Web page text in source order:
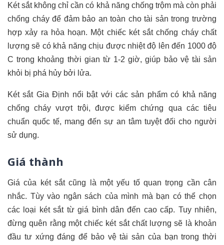
Két sắt không chỉ cần có khả năng chống trộm mà còn phải
chống cháy để đảm bảo an toàn cho tài sản trong trường
hợp xảy ra hỏa hoạn. Một chiếc két sắt chống cháy chất
lượng sẽ có khả năng chịu được nhiệt độ lên đến 1000 độ
C trong khoảng thời gian từ 1-2 giờ, giúp bảo vệ tài sản
khỏi bị phá hủy bởi lửa.
Két sắt Gia Định nổi bật với các sản phẩm có khả năng
chống cháy vượt trội, được kiểm chứng qua các tiêu
chuẩn quốc tế, mang đến sự an tâm tuyệt đối cho người
sử dụng.
Giá thành
Giá của két sắt cũng là một yếu tố quan trọng cần cân
nhắc. Tùy vào ngân sách của mình mà bạn có thể chọn
các loại két sắt từ giá bình dân đến cao cấp. Tuy nhiên,
đừng quên rằng một chiếc két sắt chất lượng sẽ là khoản
đầu tư xứng đáng để bảo vệ tài sản của bạn trong thời